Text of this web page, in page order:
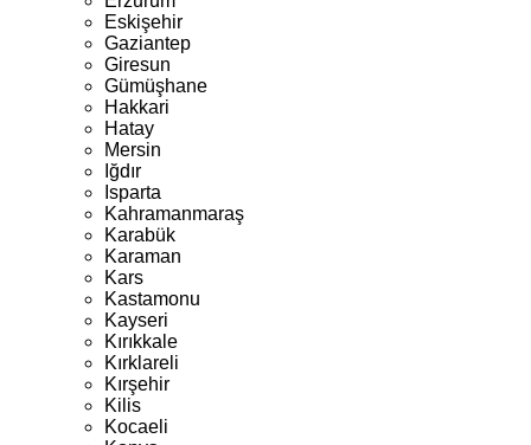
Eskişehir
Gaziantep
Giresun
Gümüşhane
Hakkari
Hatay
Mersin
Iğdır
Isparta
Kahramanmaraş
Karabük
Karaman
Kars
Kastamonu
Kayseri
Kırıkkale
Kırklareli
Kırşehir
Kilis
Kocaeli